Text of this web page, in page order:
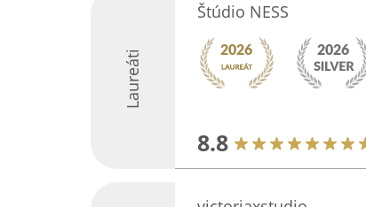
Laureáti
Štúdio NESS
8.8